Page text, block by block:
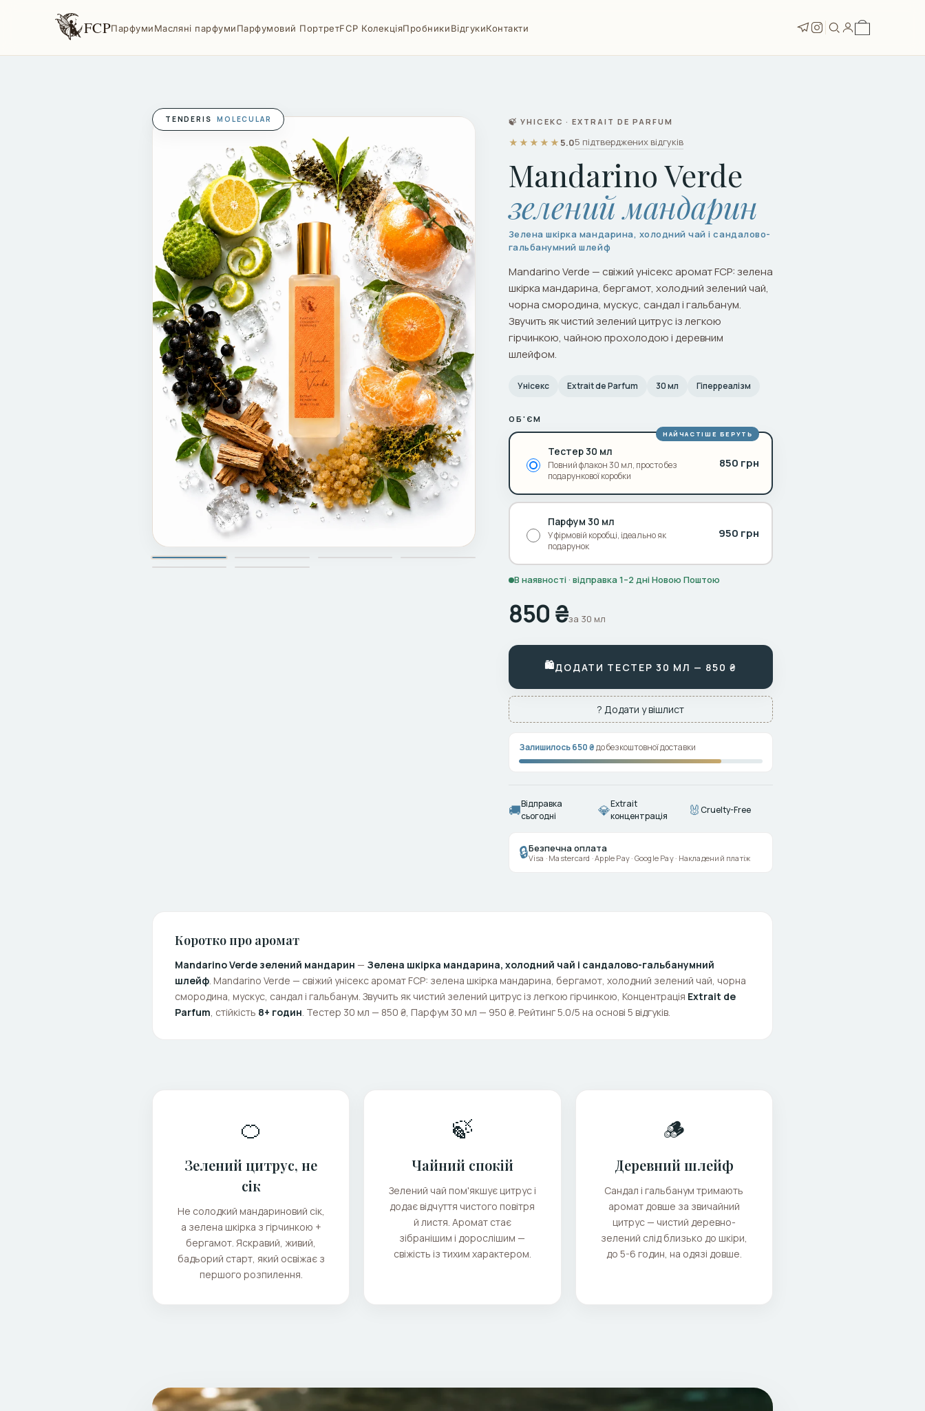
FCPПарфумиМасляні парфумиПарфумовий ПортретFCP КолекціяПробникиВідгукиКонтакти
TENDERIS MOLECULAR 🍃 УНІСЕКС · EXTRAIT DE PARFUM
★★★★★ 5.05 підтверджених відгуків
Mandarino Verde
зелений мандарин
Зелена шкірка мандарина, холодний чай і сандалово-
гальбанумний шлейф
Mandarino Verde — свіжий унісекс аромат FCP: зелена
шкірка мандарина, бергамот, холодний зелений чай,
чорна смородина, мускус, сандал і гальбанум.
Звучить як чистий зелений цитрус із легкою
гірчинкою, чайною прохолодою і деревним
шлейфом.
Унісекс Extrait de Parfum 30 мл Гіперреалізм
ОБ'ЄМ
НАЙЧАСТІШЕ БЕРУТЬ
Тестер 30 мл
Повний флакон 30 мл, просто без
подарункової коробки
850 грн
Парфум 30 мл
У фірмовій коробці, ідеально як
подарунок
950 грн
В наявності · відправка 1–2 дні Новою Поштою
850 ₴за 30 мл
🛍ДОДАТИ ТЕСТЕР 30 МЛ — 850 ₴
? Додати у вішлист
Залишилось 650 ₴до безкоштовної доставки
🚚Відправка
сьогодні
💎Extrait
концентрація
🐰Cruelty-Free
🔒Безпечна оплата
Visa · Mastercard · Apple Pay · Google Pay · Накладений платіж
Коротко про аромат
Mandarino Verde зелений мандарин — Зелена шкірка мандарина, холодний чай і сандалово-гальбанумний
шлейф. Mandarino Verde — свіжий унісекс аромат FCP: зелена шкірка мандарина, бергамот, холодний зелений чай, чорна
смородина, мускус, сандал і гальбанум. Звучить як чистий зелений цитрус із легкою гірчинкою, Концентрація Extrait de
Parfum, стійкість 8+ годин. Тестер 30 мл — 850 ₴, Парфум 30 мл — 950 ₴. Рейтинг 5.0/5 на основі 5 відгуків.
🍊
Зелений цитрус, не
сік
Не солодкий мандариновий сік,
а зелена шкірка з гірчинкою +
бергамот. Яскравий, живий,
бадьорий старт, який освіжає з
першого розпилення.
🍃
Чайний спокій
Зелений чай пом'якшує цитрус і
додає відчуття чистого повітря
й листя. Аромат стає
зібранішим і дорослішим —
свіжість із тихим характером.
🪵
Деревний шлейф
Сандал і гальбанум тримають
аромат довше за звичайний
цитрус — чистий деревно-
зелений слід близько до шкіри,
до 5-6 годин, на одязі довше.